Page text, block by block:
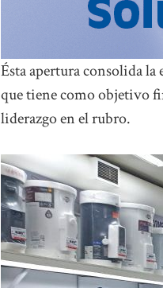
Ésta apertura consolida
que tiene como objetivo
liderazgo en el rubro.